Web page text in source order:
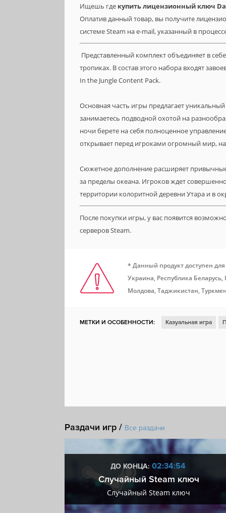
Ищешь где купить лицензионный ключ
Оплатив данный товар, вы получите
системе Steam на e-mail, указанный в
Представленный комплект объединяет в
тропиках. В состав этого набора входят
In the Jungle Content Pack.
Основная часть игры предлагает
занимаетесь подводной охотой на
ночи берете на себя полноценное
открывает перед игроками огромный мир,
Сюжетное дополнение расширяет
за пределы океана. Игроков ждет
территории колоритной деревни Утара и в
После покупки игры, у вас появится
серверов Steam.
* Данный продукт доступен
Украина, Республика
Молдова, Таджикистан,
МЕТКИ И ОСОБЕННОСТИ: Казуальная игра
Раздачи игр / Все раздачи
ДО КОНЦА: 02:34:53
Случайный Steam ключ
Случайный Steam ключ